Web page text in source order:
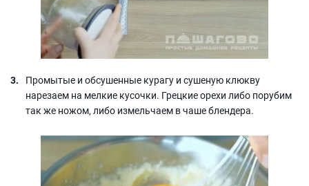
Промытые и обсушенные курагу и сушеную клюкву
нарезаем на мелкие кусочки. Грецкие орехи либо порубим
так же ножом, либо измельчаем в чаше блендера.